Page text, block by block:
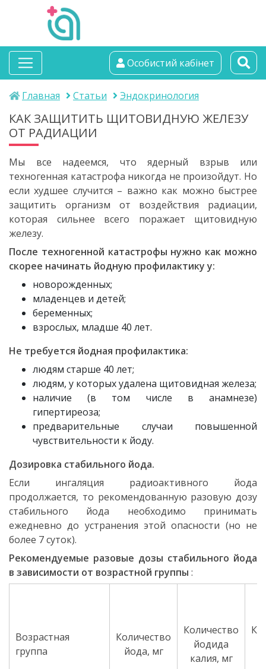
альтамедика
медичний центр
Особистий кабінет
Главная Статьи Эндокринология
КАК ЗАЩИТИТЬ ЩИТОВИДНУЮ ЖЕЛЕЗУ
ОТ РАДИАЦИИ
Мы все надеемся, что ядерный взрыв или
техногенная катастрофа никогда не произойдут. Но
если худшее случится – важно как можно быстрее
защитить организм от воздействия радиации,
которая сильнее всего поражает щитовидную
железу.
После техногенной катастрофы нужно как можно
скорее начинать йодную профилактику у:
новорожденных;
младенцев и детей;
беременных;
взрослых, младше 40 лет.
Не требуется йодная профилактика:
людям старше 40 лет;
людям, у которых удалена щитовидная железа;
наличие (в том числе в анамнезе)
гипертиреоза;
предварительные случаи повышенной
чувствительности к йоду.
Дозировка стабильного йода.
Если ингаляция радиоактивного йода
продолжается, то рекомендованную разовую дозу
стабильного йода необходимо принимать
ежедневно до устранения этой опасности (но не
более 7 суток).
Рекомендуемые разовые дозы стабильного йода
в зависимости от возрастной группы :
Возрастная
группа
Количество
йода, мг
Количество
йодида
калия, мг